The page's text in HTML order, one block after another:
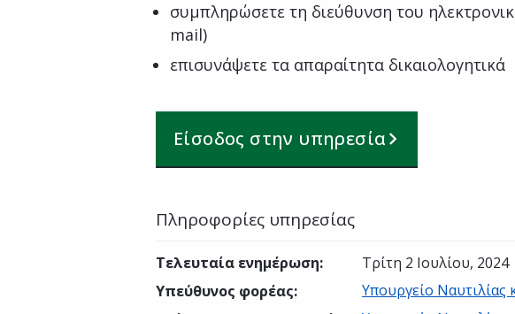
συμπληρώσετε τη διεύθυνση του
mail)
επισυνάψετε τα απαραίτητα δικαιολογητικά
Είσοδος στην υπηρεσία
Πληροφορίες υπηρεσίας
Τελευταία ενημέρωση:
Τρίτη 2 Ιουλίου, 2024
Υπεύθυνος φορέας:
Υπουργείο Ναυτιλίας